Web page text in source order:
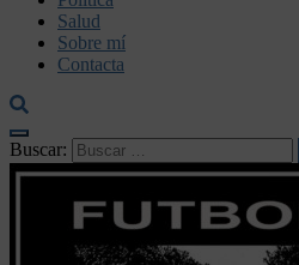
Salud
Sobre mí
Contacta
Buscar: